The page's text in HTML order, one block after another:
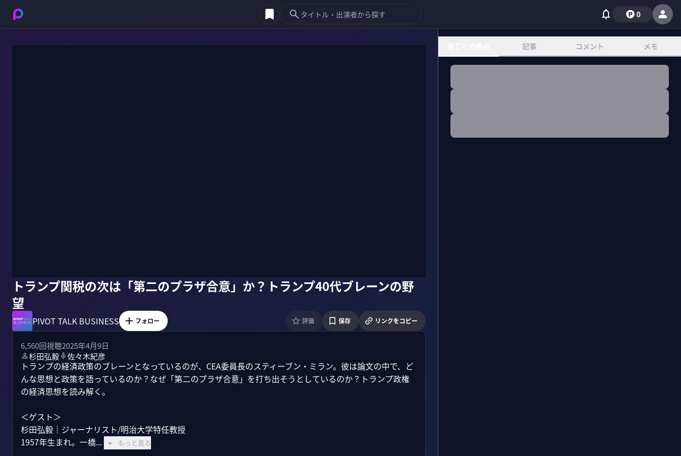
0
トランプ関税の次は「第二のプラザ合意」か？トランプ40代ブレーンの野
望
PIVOT TALK BUSINESS フォロー 評価 保存 リンクをコピー
6,560回視聴2025年4月9日
杉田弘毅
佐々木紀彦
トランプの経済政策のブレーンとなっているのが、CEA委員長のスティーブン・ミラン。彼は論文の中で、ど
んな思想と政策を語っているのか？なぜ「第二のプラザ合意」を打ち出そうとしているのか？トランプ政権
の経済思想を読み解く。
＜ゲスト＞
杉田弘毅｜ジャーナリスト/明治大学特任教授
1957年生まれ。一橋...
もっと見る
記事 コメント メモ